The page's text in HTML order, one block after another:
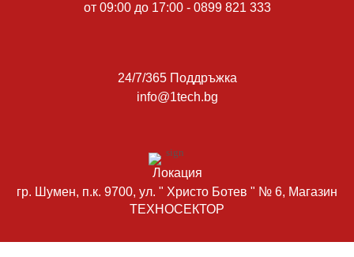
от 09:00 до 17:00 - 0899 821 333
24/7/365 Поддръжка
info@1tech.bg
Локация
гр. Шумен, п.к. 9700, ул. " Христо Ботев " № 6, Магазин
ТЕХНОСЕКТОР